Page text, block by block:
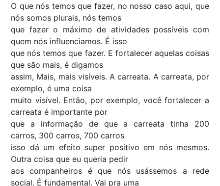
O que nós temos que fazer, no nosso caso aqui, que
nós somos plurais, nós temos
que fazer o máximo de atividades possíveis com
quem nós influenciamos. É isso
que nós temos que fazer. E fortalecer aquelas coisas
que são mais, é digamos
assim, Mais, mais visíveis. A carreata. A carreata, por
exemplo, é uma coisa
muito visível. Então, por exemplo, você fortalecer a
carreata é importante por
que a informação de que a carreata tinha 200
carros, 300 carros, 700 carros
isso dá um efeito super positivo em nós mesmos.
Outra coisa que eu queria pedir
aos companheiros é que nós usássemos a rede
social. É fundamental. Vai pra uma